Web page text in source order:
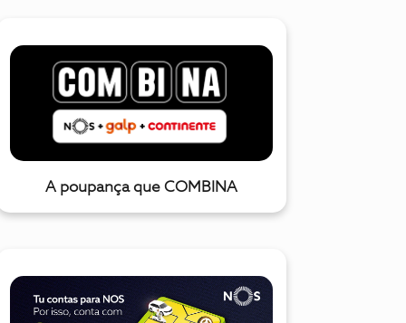
A poupança que COMBINA